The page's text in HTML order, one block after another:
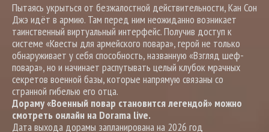
Пытаясь укрыться от безжалостной действительности, Кан Сон
Джэ идёт в армию. Там перед ним неожиданно возникает
таинственный виртуальный интерфейс. Получив доступ к
системе «Квесты для армейского повара», герой не только
обнаруживает у себя способность, названную «Взгляд шеф-
повара», но и начинает распутывать целый клубок мрачных
секретов военной базы, которые напрямую связаны со
странной гибелью его отца.
Дораму «Военный повар становится легендой» можно
смотреть онлайн на Dorama live.
Дата выхода дорамы запланирована на 2026 год